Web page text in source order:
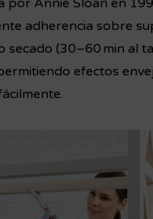
por Annie Sloan en
adherencia sobre
secado (30–60 min al
efectos